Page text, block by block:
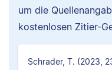
um die
kostenlosen Zitier-
Schrader, T. (2023,